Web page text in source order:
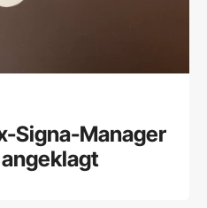
Signa-Manager